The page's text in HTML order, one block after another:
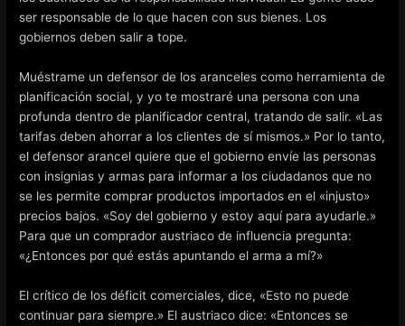
ser responsable de lo que hacen con sus bienes. Los
gobiernos deben salir a tope.
Muéstrame un defensor de los aranceles como herramienta de
planificación social, y yo te mostraré una persona con una
profunda dentro de planificador central, tratando de salir. «Las
tarifas deben ahorrar a los clientes de sí mismos.» Por lo tanto,
el defensor arancel quiere que el gobierno envíe las personas
con insignias y armas para informar a los ciudadanos que no
se les permite comprar productos importados en el «injusto»
precios bajos. «Soy del gobierno y estoy aquí para ayudarle.»
Para que un comprador austriaco de influencia pregunta:
«¿Entonces por qué estás apuntando el arma a mí?»
El crítico de los déficit comerciales, dice, «Esto no puede
continuar para siempre.» El austriaco dice: «Entonces se